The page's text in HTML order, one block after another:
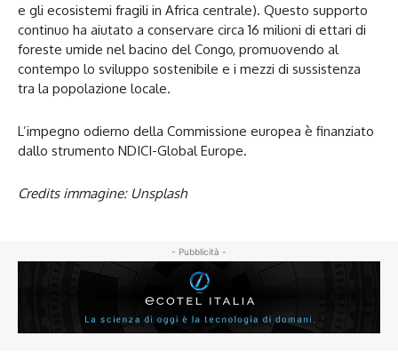
e gli ecosistemi fragili in Africa centrale). Questo supporto
continuo ha aiutato a conservare circa 16 milioni di ettari di
foreste umide nel bacino del Congo, promuovendo al
contempo lo sviluppo sostenibile e i mezzi di sussistenza
tra la popolazione locale.
L’impegno odierno della Commissione europea è finanziato
dallo strumento NDICI-Global Europe.
Credits immagine: Unsplash
- Pubblicità -